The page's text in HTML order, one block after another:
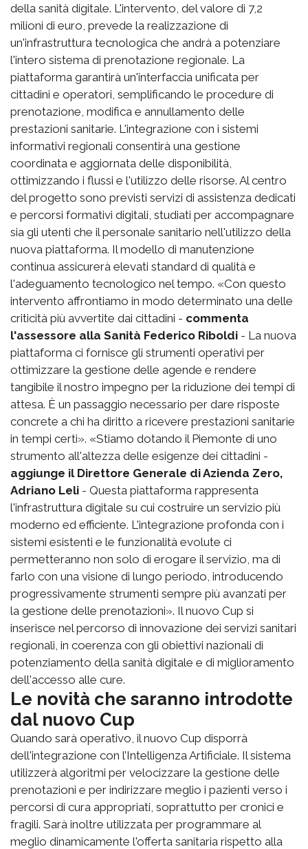
della sanità digitale. L'intervento, del valore di 7,2
milioni di euro, prevede la realizzazione di
un'infrastruttura tecnologica che andrà a potenziare
l'intero sistema di prenotazione regionale. La
piattaforma garantirà un'interfaccia unificata per
cittadini e operatori, semplificando le procedure di
prenotazione, modifica e annullamento delle
prestazioni sanitarie. L'integrazione con i sistemi
informativi regionali consentirà una gestione
coordinata e aggiornata delle disponibilità,
ottimizzando i flussi e l'utilizzo delle risorse. Al centro
del progetto sono previsti servizi di assistenza dedicati
e percorsi formativi digitali, studiati per accompagnare
sia gli utenti che il personale sanitario nell'utilizzo della
nuova piattaforma. Il modello di manutenzione
continua assicurerà elevati standard di qualità e
l'adeguamento tecnologico nel tempo. «Con questo
intervento affrontiamo in modo determinato una delle
criticità più avvertite dai cittadini - commenta
l'assessore alla Sanità Federico Riboldi - La nuova
piattaforma ci fornisce gli strumenti operativi per
ottimizzare la gestione delle agende e rendere
tangibile il nostro impegno per la riduzione dei tempi di
attesa. È un passaggio necessario per dare risposte
concrete a chi ha diritto a ricevere prestazioni sanitarie
in tempi certi». «Stiamo dotando il Piemonte di uno
strumento all'altezza delle esigenze dei cittadini -
aggiunge il Direttore Generale di Azienda Zero,
Adriano Leli - Questa piattaforma rappresenta
l'infrastruttura digitale su cui costruire un servizio più
moderno ed efficiente. L'integrazione profonda con i
sistemi esistenti e le funzionalità evolute ci
permetteranno non solo di erogare il servizio, ma di
farlo con una visione di lungo periodo, introducendo
progressivamente strumenti sempre più avanzati per
la gestione delle prenotazioni». Il nuovo Cup si
inserisce nel percorso di innovazione dei servizi sanitari
regionali, in coerenza con gli obiettivi nazionali di
potenziamento della sanità digitale e di miglioramento
dell'accesso alle cure.
Le novità che saranno introdotte
dal nuovo Cup
Quando sarà operativo, il nuovo Cup disporrà
dell'integrazione con l’Intelligenza Artificiale. Il sistema
utilizzerà algoritmi per velocizzare la gestione delle
prenotazioni e per indirizzare meglio i pazienti verso i
percorsi di cura appropriati, soprattutto per cronici e
fragili. Sarà inoltre utilizzata per programmare al
meglio dinamicamente l'offerta sanitaria rispetto alla